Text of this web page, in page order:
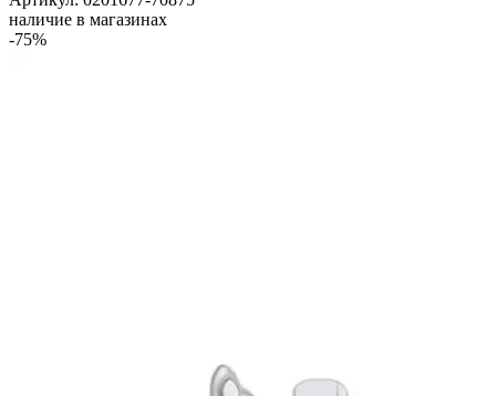
наличие в магазинах
-75%